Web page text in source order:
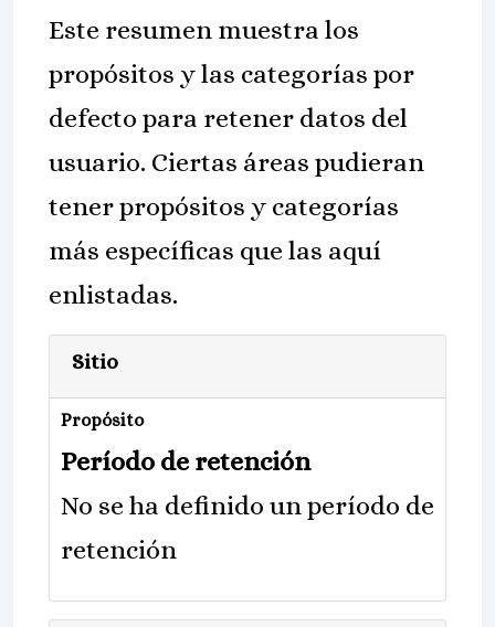
Este resumen muestra los
propósitos y las categorías por
defecto para retener datos del
usuario. Ciertas áreas pudieran
tener propósitos y categorías
más específicas que las aquí
enlistadas.
Sitio
Propósito
Período de retención
No se ha definido un período de
retención